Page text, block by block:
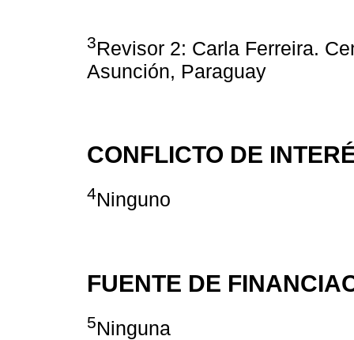
3Revisor 2: Carla Ferreira.
Asunción, Paraguay
CONFLICTO DE
4Ninguno
FUENTE DE
5Ninguna